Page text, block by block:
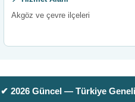
Akgöz ve çevre ilçeleri
✔ 2026 Güncel — Türkiye